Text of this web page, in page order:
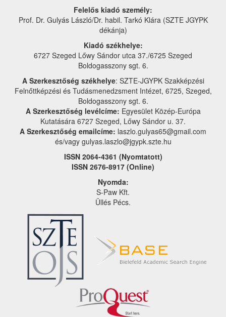
Felelős kiadó személy:
Prof. Dr. Gulyás László/Dr. habil. Tarkó Klára (SZTE JGYPK
dékánja)
Kiadó székhelye:
6727 Szeged Lőwy Sándor utca 37./6725 Szeged
Boldogasszony sgt. 6.
A Szerkesztőség székhelye: SZTE-JGYPK Szakképzési
Felnőttképzési és Tudásmenedzsment Intézet, 6725, Szeged,
Boldogasszony sgt. 6.
A Szerkesztőség levélcíme: Egyesület Közép-Európa
Kutatására 6727 Szeged, Lőwy Sándor u. 37.
A Szerkesztőség emailcíme: laszlo.gulyas65@gmail.com
és/vagy gulyas.laszlo@jgypk.szte.hu
ISSN 2064-4361 (Nyomtatott)
ISSN 2676-8917 (Online)
Nyomda:
S-Paw Kft.
Üllés Pécs.